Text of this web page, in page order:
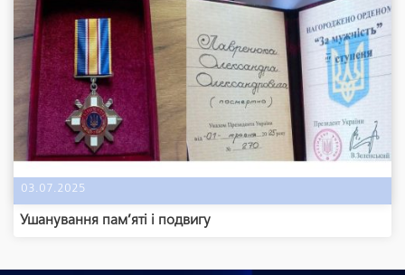
03.07.2025
Ушанування пам’яті і подвигу